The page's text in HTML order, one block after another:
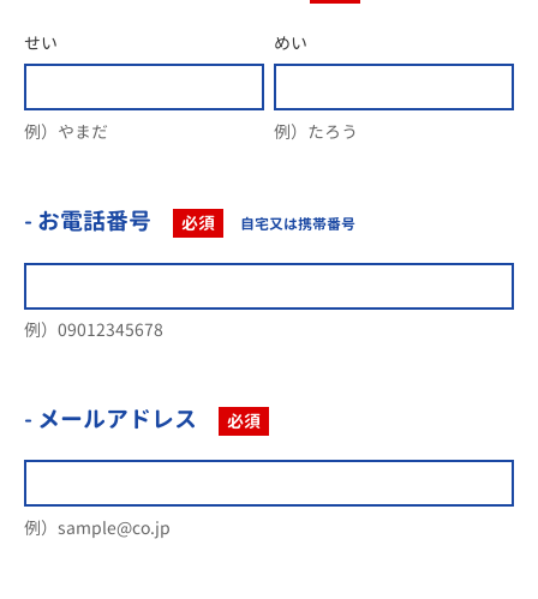
せい
例）やまだ
めい
例）たろう
- お電話番号 必須 自宅又は携帯番号
例）09012345678
- メールアドレス 必須
例）sample@co.jp